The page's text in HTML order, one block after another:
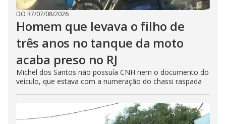
DO R7/07/08/2026
Homem que levava o filho de
três anos no tanque da moto
acaba preso no RJ
Michel dos Santos não possuía CNH nem o documento do
veículo, que estava com a numeração do chassi raspada